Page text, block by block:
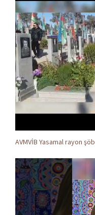
AVMVİB Yasamal rayon